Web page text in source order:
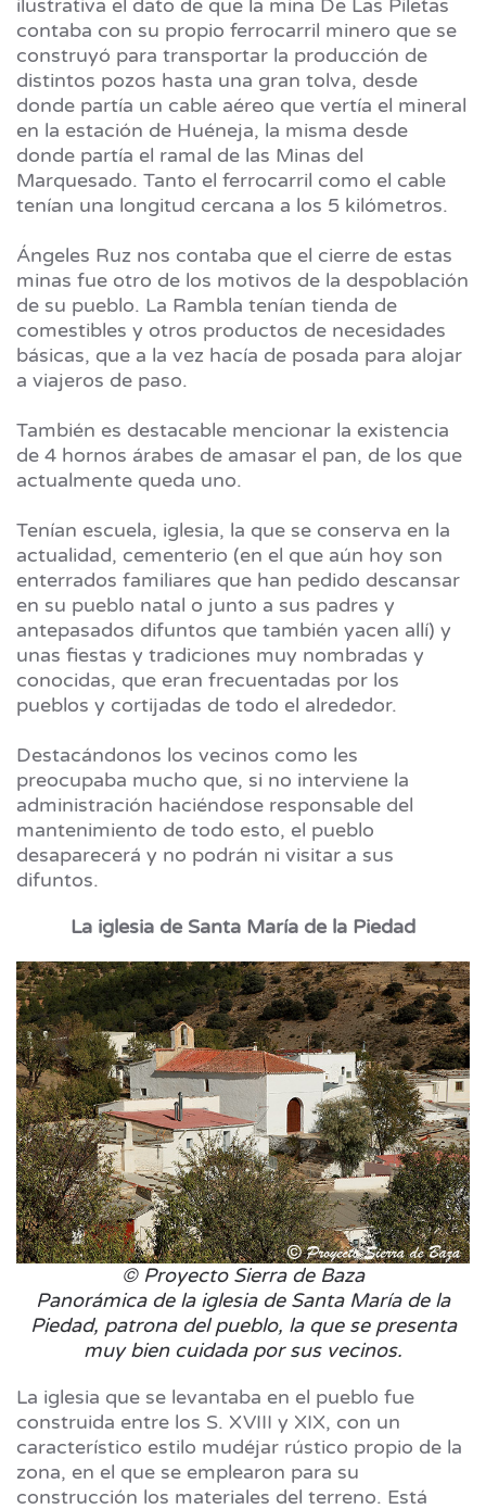
ilustrativa el dato de que la mina De Las Piletas
contaba con su propio ferrocarril minero que se
construyó para transportar la producción de
distintos pozos hasta una gran tolva, desde
donde partía un cable aéreo que vertía el mineral
en la estación de Huéneja, la misma desde
donde partía el ramal de las Minas del
Marquesado. Tanto el ferrocarril como el cable
tenían una longitud cercana a los 5 kilómetros.
Ángeles Ruz nos contaba que el cierre de estas
minas fue otro de los motivos de la despoblación
de su pueblo. La Rambla tenían tienda de
comestibles y otros productos de necesidades
básicas, que a la vez hacía de posada para alojar
a viajeros de paso.
También es destacable mencionar la existencia
de 4 hornos árabes de amasar el pan, de los que
actualmente queda uno.
Tenían escuela, iglesia, la que se conserva en la
actualidad, cementerio (en el que aún hoy son
enterrados familiares que han pedido descansar
en su pueblo natal o junto a sus padres y
antepasados difuntos que también yacen allí) y
unas fiestas y tradiciones muy nombradas y
conocidas, que eran frecuentadas por los
pueblos y cortijadas de todo el alrededor.
Destacándonos los vecinos como les
preocupaba mucho que, si no interviene la
administración haciéndose responsable del
mantenimiento de todo esto, el pueblo
desaparecerá y no podrán ni visitar a sus
difuntos.
La iglesia de Santa María de la Piedad
© Proyecto Sierra de Baza
Panorámica de la iglesia de Santa María de la
Piedad, patrona del pueblo, la que se presenta
muy bien cuidada por sus vecinos.
La iglesia que se levantaba en el pueblo fue
construida entre los S. XVIII y XIX, con un
característico estilo mudéjar rústico propio de la
zona, en el que se emplearon para su
construcción los materiales del terreno. Está